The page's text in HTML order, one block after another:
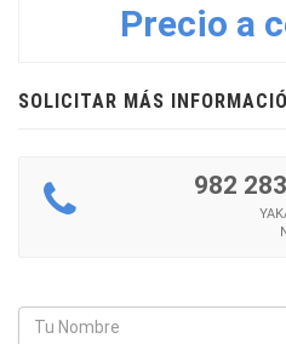
Precio a
SOLICITAR MÁS
982